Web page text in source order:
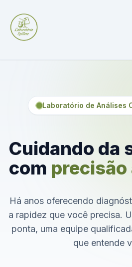
Laboratório de Análises
Cuidando da
com
Há anos oferecendo
a rapidez que você precisa.
ponta, uma equipe
que entende